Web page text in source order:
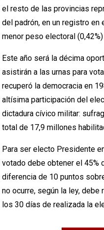
el resto de las provincias
del padrón, en un registro
menor peso electoral
Este año será la décima
asistirán a las urnas para
recuperó la democracia en
altísima participación del
dictadura cívico militar:
total de 17,9 millones
Para ser electo Presidente
votado debe obtener el 45%
diferencia de 10 puntos
no ocurre, según la ley,
los 30 días de realizada la